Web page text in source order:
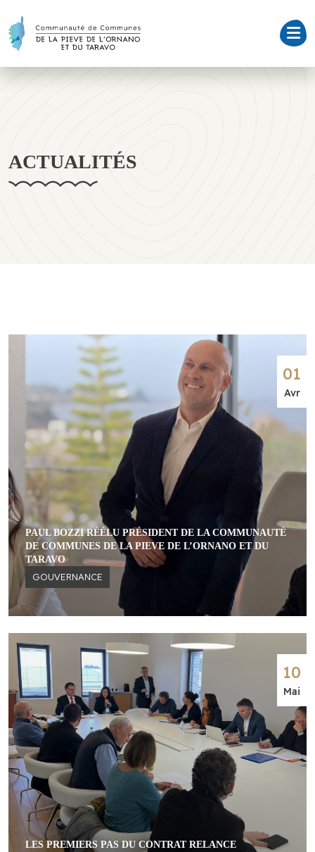
ACTUALITÉS
01
Avr
PAUL BOZZI RÉÉLU PRÉSIDENT DE LA COMMUNAUTÉ
DE COMMUNES DE LA PIEVE DE L’ORNANO ET DU
TARAVO
GOUVERNANCE
10
Mai
LES PREMIERS PAS DU CONTRAT RELANCE